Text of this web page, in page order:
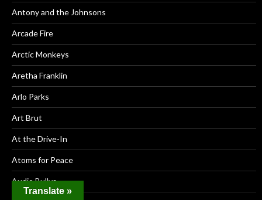
Antony and the Johnsons
Arcade Fire
Arctic Monkeys
Aretha Franklin
Arlo Parks
Art Brut
At the Drive-In
Atoms for Peace
Audio Bullys
Translate »